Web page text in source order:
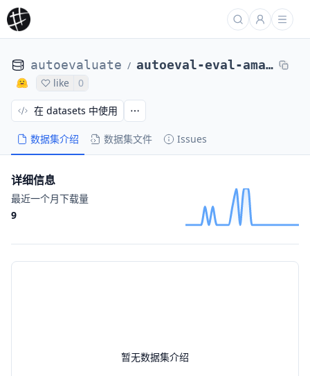
autoevaluate / autoeval-eval-amazon_reviews_multi-de-46c045-44453145142
like 0
数据集介绍 数据集文件 Issues
在 datasets 中使用
暂无数据集介绍
详细信息
最近一个月下载量
9